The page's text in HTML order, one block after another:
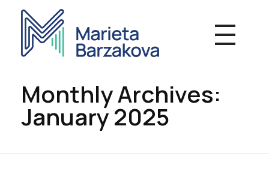
Monthly Archives:
January 2025